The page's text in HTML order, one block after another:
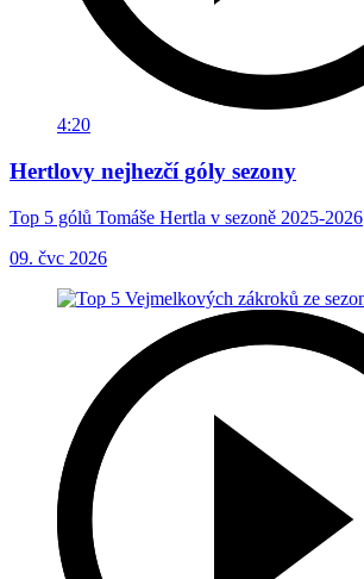
4:20
Hertlovy nejhezčí góly sezony
Top 5 gólů Tomáše Hertla v sezoně 2025-2026
09. čvc 2026